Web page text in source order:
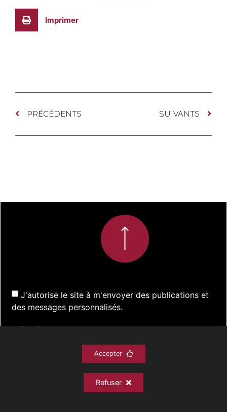
Imprimer
PRÉCÉDENTS SUIVANTS
J'autorise le site à m'envoyer des publications et
des messages personnalisés.
S'inscrire
SPECTACLESDOCUMENTATION
Accepter
Refuser